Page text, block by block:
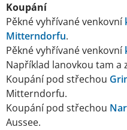
Koupání
Pěkné vyhřívané venkovní
Mitterndorfu.
Pěkné vyhřívané venkovní
Například lanovkou tam a
Koupání pod střechou
Mitterndorfu.
Koupání pod střechou
Aussee.